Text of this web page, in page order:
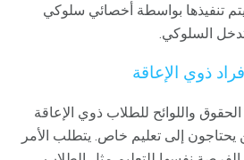
تنفيذها بواسطة أخصائي سلوكي
السلوكي.
ذوي الإعاقة
الحقوق واللوائح للطلاب ذوي الإعاقة
يحتاجون إلى تعليم خاص. يتطلب الأمر